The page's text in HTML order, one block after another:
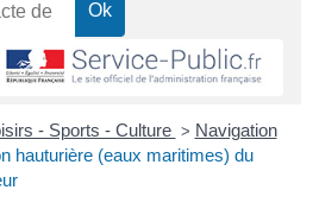
- Sports - Culture > Navigation
hauturière (eaux maritimes) du